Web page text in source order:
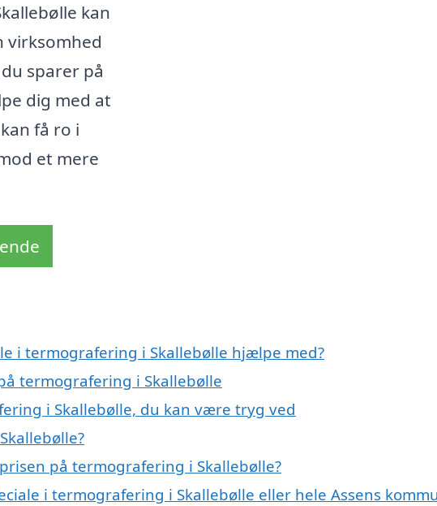
kan
virksomhed
sparer på
dig med at
få ro i
et mere
i termografering i Skallebølle hjælpe med?
termografering i Skallebølle
i Skallebølle, du kan være tryg ved
på termografering i Skallebølle?
i termografering i Skallebølle eller hele Assens